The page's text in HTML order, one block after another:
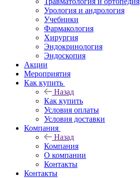
Урология и андрология
Учебники
Фармакология
Хирургия
Эндокринология
Эндоскопия
Акции
Мероприятия
Как купить
Назад
Как купить
Условия оплаты
Условия доставки
Компания
Назад
Компания
О компании
Контакты
Контакты